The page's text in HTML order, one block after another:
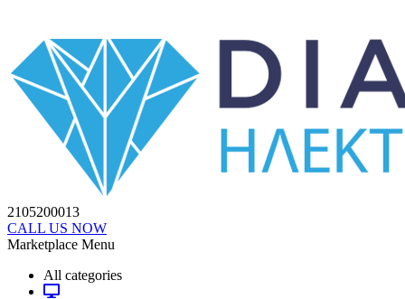
2105200013
CALL US NOW
Marketplace Menu
All categories